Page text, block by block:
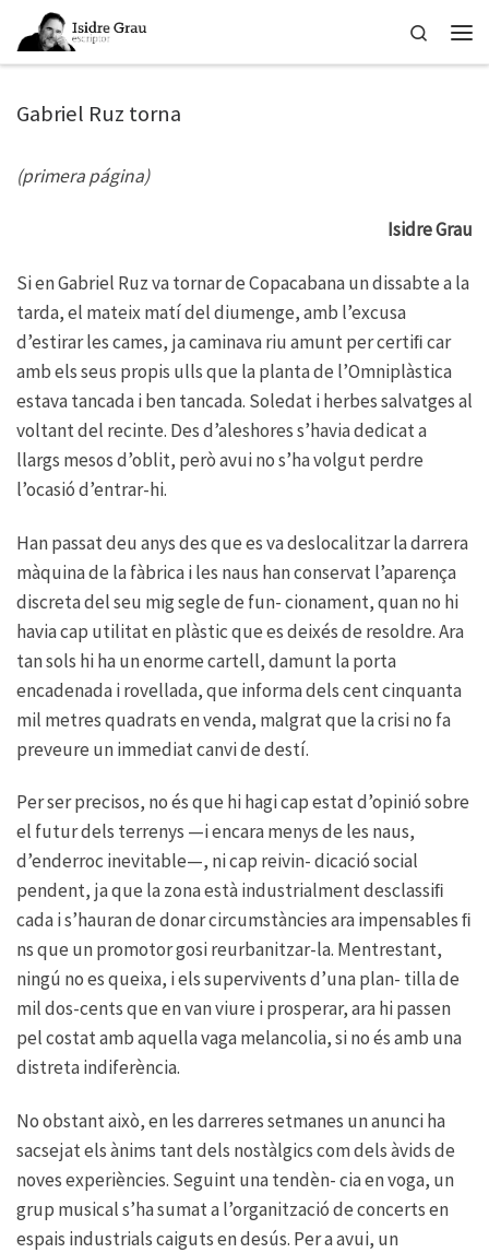
Skip to content
Search
Gabriel Ruz torna
(primera página)
Isidre Grau
Si en Gabriel Ruz va tornar de Copacabana un dissabte a la
tarda, el mateix matí del diumenge, amb l’excusa
d’estirar les cames, ja caminava riu amunt per certiﬁ car
amb els seus propis ulls que la planta de l’Omniplàstica
estava tancada i ben tancada. Soledat i herbes salvatges al
voltant del recinte. Des d’aleshores s’havia dedicat a
llargs mesos d’oblit, però avui no s’ha volgut perdre
l’ocasió d’entrar-hi.
Han passat deu anys des que es va deslocalitzar la darrera
màquina de la fàbrica i les naus han conservat l’aparença
discreta del seu mig segle de fun- cionament, quan no hi
havia cap utilitat en plàstic que es deixés de resoldre. Ara
tan sols hi ha un enorme cartell, damunt la porta
encadenada i rovellada, que informa dels cent cinquanta
mil metres quadrats en venda, malgrat que la crisi no fa
preveure un immediat canvi de destí.
Per ser precisos, no és que hi hagi cap estat d’opinió sobre
el futur dels terrenys —i encara menys de les naus,
d’enderroc inevitable—, ni cap reivin- dicació social
pendent, ja que la zona està industrialment desclassiﬁ
cada i s’hauran de donar circumstàncies ara impensables ﬁ
ns que un promotor gosi reurbanitzar-la. Mentrestant,
ningú no es queixa, i els supervivents d’una plan- tilla de
mil dos-cents que en van viure i prosperar, ara hi passen
pel costat amb aquella vaga melancolia, si no és amb una
distreta indiferència.
No obstant això, en les darreres setmanes un anunci ha
sacsejat els ànims tant dels nostàlgics com dels àvids de
noves experiències. Seguint una tendèn- cia en voga, un
grup musical s’ha sumat a l’organització de concerts en
espais industrials caiguts en desús. Per a avui, un